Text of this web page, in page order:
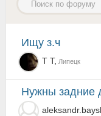
Ищу з.ч
Т Т, Липецк
Нужны задние